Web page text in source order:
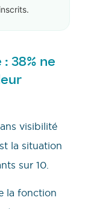
38% ne
visibilité
la situation
sur 10.
la fonction